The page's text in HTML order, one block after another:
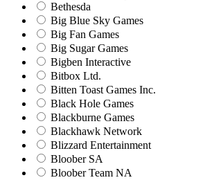
Bethesda
Big Blue Sky Games
Big Fan Games
Big Sugar Games
Bigben Interactive
Bitbox Ltd.
Bitten Toast Games Inc.
Black Hole Games
Blackburne Games
Blackhawk Network
Blizzard Entertainment
Bloober SA
Bloober Team NA